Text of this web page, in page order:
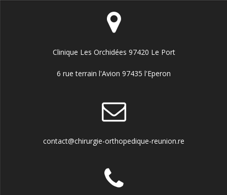
Clinique Les Orchidées 97420 Le Port
6 rue terrain l'Avion 97435 l'Eperon
contact@chirurgie-orthopedique-reunion.re